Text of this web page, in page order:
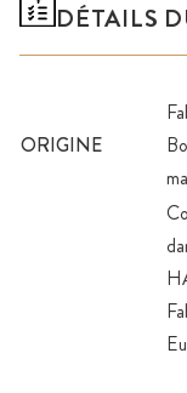
DÉTAILS
ORIGINE